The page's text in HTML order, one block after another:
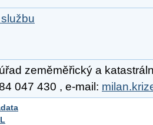
zeměměřický a
047 430 , e-mail: